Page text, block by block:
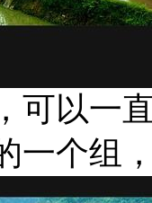
可以一
一个组